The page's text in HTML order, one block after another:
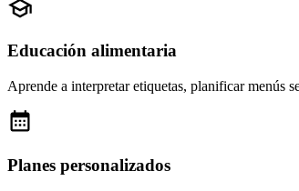
Educación alimentaria
Aprende a interpretar etiquetas, planificar menús
Planes personalizados